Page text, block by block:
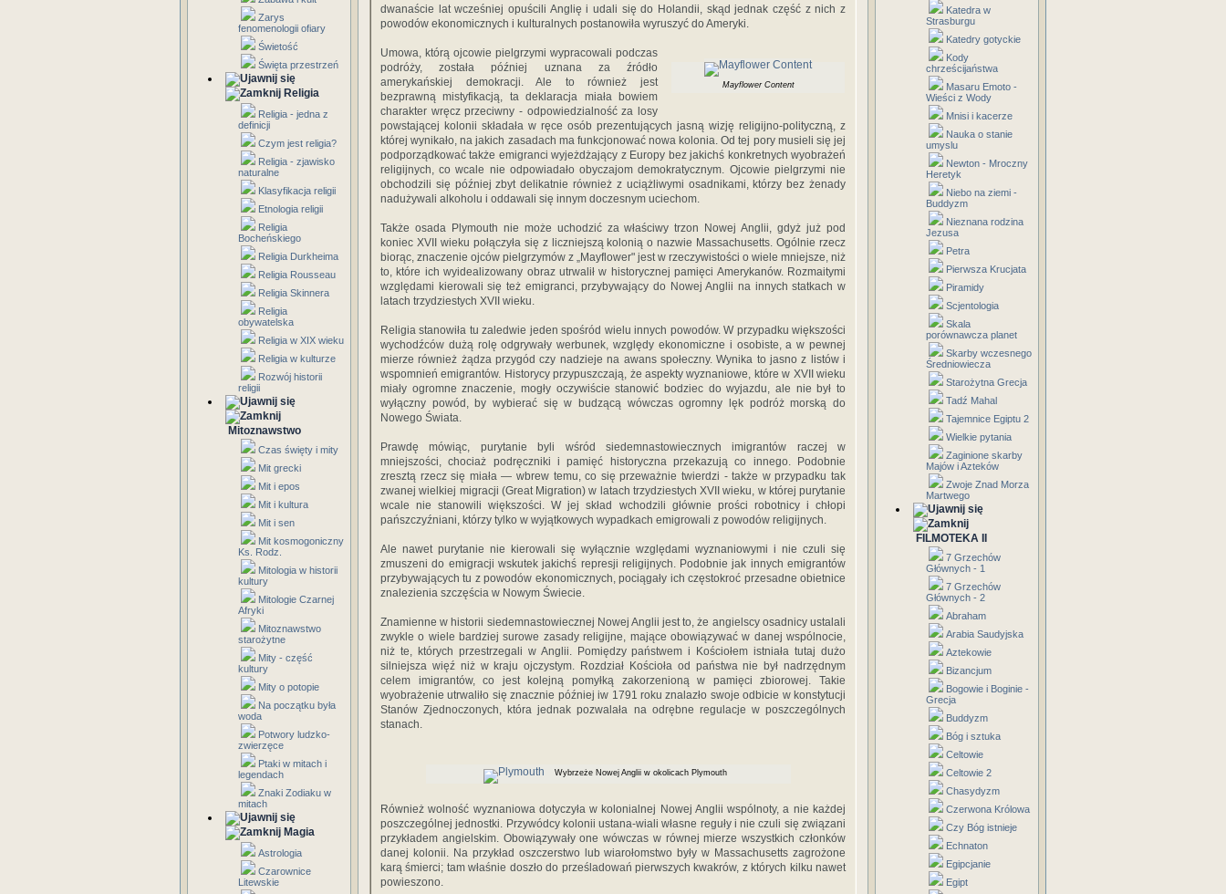
Zarys
fenomenologii ofiary
Świetość
Święta przestrzeń
Religia
Religia - jedna z
definicji
Czym jest religia?
Religia - zjawisko
naturalne
Klasyfikacja religii
Etnologia religii
Religia
Bocheńskiego
Religia Durkheima
Religia Rousseau
Religia Skinnera
Religia
obywatelska
Religia w XIX wieku
Religia w kulturze
Rozwój historii
religii
Mitoznawstwo
Czas święty i mity
Mit grecki
Mit i epos
Mit i kultura
Mit i sen
Mit kosmogoniczny
Ks. Rodz.
Mitologia w historii
kultury
Mitologie Czarnej
Afryki
Mitoznawstwo
starożytne
Mity - część
kultury
Mity o potopie
Na początku była
woda
Potwory ludzko-
zwierzęce
Ptaki w mitach i
legendach
Znaki Zodiaku w
mitach
Magia
Astrologia
Czarownice
Litewskie
dwanaście lat wcześniej opuścili Anglię i udali się do Holandii, skąd jednak część z nich z
powodów ekonomicznych i kulturalnych postanowiła wyruszyć do Ameryki.
Mayflower Content
Umowa, którą ojcowie pielgrzymi wypracowali podczas
podróży, została później uznana za źródło
amerykańskiej demokracji. Ale to również jest
bezprawną mistyfikacją, ta deklaracja miała bowiem
charakter wręcz przeciwny - odpowiedzialność za losy
powstającej kolonii składała w ręce osób prezentujących jasną wizję religijno-polityczną, z
której wynikało, na jakich zasadach ma funkcjonować nowa kolonia. Od tej pory musieli się jej
podporządkować także emigranci wyjeżdżający z Europy bez jakichś konkretnych wyobrażeń
religijnych, co wcale nie odpowiadało obyczajom demokratycznym. Ojcowie pielgrzymi nie
obchodzili się później zbyt delikatnie również z uciążliwymi osadnikami, którzy bez żenady
nadużywali alkoholu i oddawali się innym doczesnym uciechom.
Także osada Plymouth nie może uchodzić za właściwy trzon Nowej Anglii, gdyż już pod
koniec XVII wieku połączyła się z liczniejszą kolonią o nazwie Massachusetts. Ogólnie rzecz
biorąc, znaczenie ojców pielgrzymów z „Mayflower" jest w rzeczywistości o wiele mniejsze, niż
to, które ich wyidealizowany obraz utrwalił w historycznej pamięci Amerykanów. Rozmaitymi
względami kierowali się też emigranci, przybywający do Nowej Anglii na innych statkach w
latach trzydziestych XVII wieku.
Religia stanowiła tu zaledwie jeden spośród wielu innych powodów. W przypadku większości
wychodźców dużą rolę odgrywały werbunek, względy ekonomiczne i osobiste, a w pewnej
mierze również żądza przygód czy nadzieje na awans społeczny. Wynika to jasno z listów i
wspomnień emigrantów. Historycy przypuszczają, że aspekty wyznaniowe, które w XVII wieku
miały ogromne znaczenie, mogły oczywiście stanowić bodziec do wyjazdu, ale nie był to
wyłączny powód, by wybierać się w budzącą wówczas ogromny lęk podróż morską do
Nowego Świata.
Prawdę mówiąc, purytanie byli wśród siedemnastowiecznych imigrantów raczej w
mniejszości, chociaż podręczniki i pamięć historyczna przekazują co innego. Podobnie
zresztą rzecz się miała — wbrew temu, co się przeważnie twierdzi - także w przypadku tak
zwanej wielkiej migracji (Great Migration) w latach trzydziestych XVII wieku, w której purytanie
wcale nie stanowili większości. W jej skład wchodzili głównie prości robotnicy i chłopi
pańszczyźniani, którzy tylko w wyjątkowych wypadkach emigrowali z powodów religijnych.
Ale nawet purytanie nie kierowali się wyłącznie względami wyznaniowymi i nie czuli się
zmuszeni do emigracji wskutek jakichś represji religijnych. Podobnie jak innych emigrantów
przybywających tu z powodów ekonomicznych, pociągały ich częstokroć przesadne obietnice
znalezienia szczęścia w Nowym Świecie.
Znamienne w historii siedemnastowiecznej Nowej Anglii jest to, że angielscy osadnicy ustalali
zwykle o wiele bardziej surowe zasady religijne, mające obowiązywać w danej wspólnocie,
niż te, których przestrzegali w Anglii. Pomiędzy państwem i Kościołem istniała tutaj dużo
silniejsza więź niż w kraju ojczystym. Rozdział Kościoła od państwa nie był nadrzędnym
celem imigrantów, co jest kolejną pomyłką zakorzenioną w pamięci zbiorowej. Takie
wyobrażenie utrwaliło się znacznie później iw 1791 roku znalazło swoje odbicie w konstytucji
Stanów Zjednoczonych, która jednak pozwalała na odrębne regulacje w poszczególnych
stanach.
Wybrzeże Nowej Anglii w okolicach Plymouth
Również wolność wyznaniowa dotyczyła w kolonialnej Nowej Anglii wspólnoty, a nie każdej
poszczególnej jednostki. Przywódcy kolonii ustana-wiali własne reguły i nie czuli się związani
przykładem angielskim. Obowiązywały one wówczas w równej mierze wszystkich członków
danej kolonii. Na przykład oszczerstwo lub wiarołomstwo były w Massachusetts zagrożone
karą śmierci; tam właśnie doszło do prześladowań pierwszych kwakrów, z których kilku nawet
powieszono.
Katedra w
Strasburgu
Katedry gotyckie
Kody
chrześcijaństwa
Masaru Emoto -
Wieści z Wody
Mnisi i kacerze
Nauka o stanie
umyslu
Newton - Mroczny
Heretyk
Niebo na ziemi -
Buddyzm
Nieznana rodzina
Jezusa
Petra
Pierwsza Krucjata
Piramidy
Scjentologia
Skala
porównawcza planet
Skarby wczesnego
Średniowiecza
Starożytna Grecja
Tadź Mahal
Tajemnice Egiptu 2
Wielkie pytania
Zaginione skarby
Majów i Azteków
Zwoje Znad Morza
Martwego
FILMOTEKA II
7 Grzechów
Głównych - 1
7 Grzechów
Głównych - 2
Abraham
Arabia Saudyjska
Aztekowie
Bizancjum
Bogowie i Boginie -
Grecja
Buddyzm
Bóg i sztuka
Celtowie
Celtowie 2
Chasydyzm
Czerwona Królowa
Czy Bóg istnieje
Echnaton
Egipcjanie
Egipt